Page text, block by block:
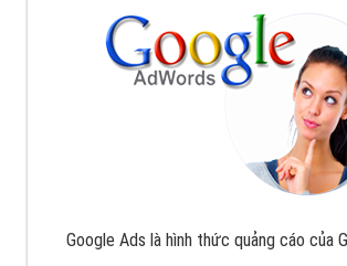
Google Ads là hình thức quảng cáo của